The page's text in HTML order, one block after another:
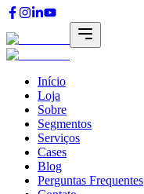
Início
Loja
Sobre
Segmentos
Serviços
Cases
Blog
Perguntas Frequentes